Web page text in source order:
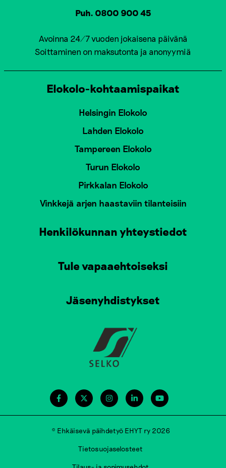
Puh. 0800 900 45
Avoinna 24/7 vuoden jokaisena päivänä
Soittaminen on maksutonta ja anonyymiä
Elokolo-kohtaamispaikat
Helsingin Elokolo
Lahden Elokolo
Tampereen Elokolo
Turun Elokolo
Pirkkalan Elokolo
Vinkkejä arjen haastaviin tilanteisiin
Henkilökunnan yhteystiedot
Tule vapaaehtoiseksi
Jäsenyhdistykset
© Ehkäisevä päihdetyö EHYT ry 2026
Tietosuojaselosteet